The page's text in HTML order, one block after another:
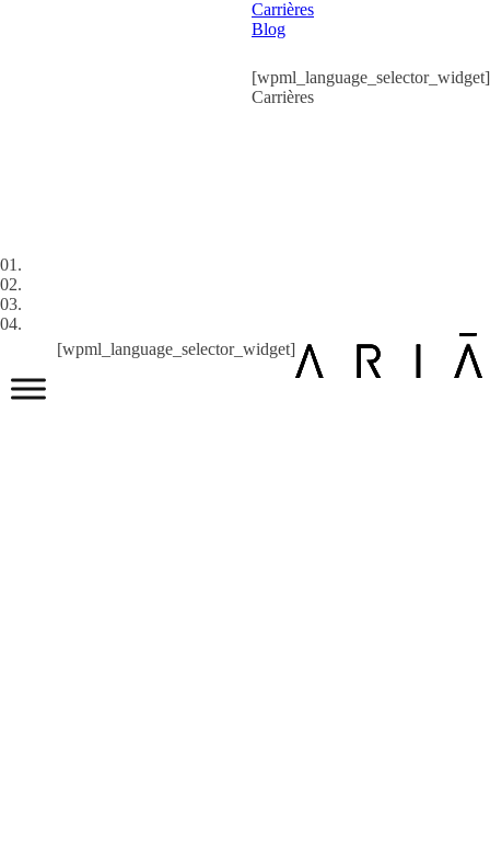
Carrières
Blog
[wpml_language_selector_widget]
Carrières
01.
02.
03.
04.
[wpml_language_selector_widget]